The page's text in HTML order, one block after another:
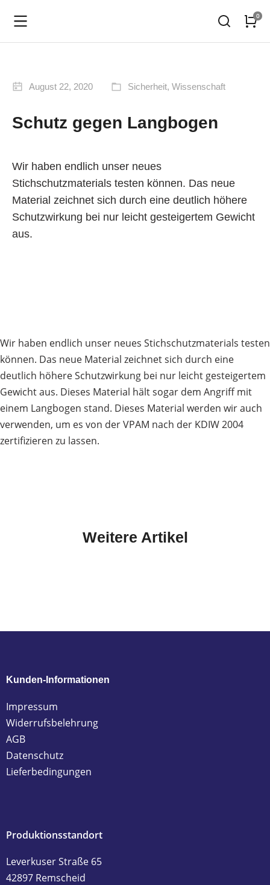
August 22, 2020 Sicherheit, Wissenschaft
Schutz gegen Langbogen
Wir haben endlich unser neues
Stichschutzmaterials testen können. Das neue
Material zeichnet sich durch eine deutlich höhere
Schutzwirkung bei nur leicht gesteigertem Gewicht
aus.
Wir haben endlich unser neues Stichschutzmaterials testen
können. Das neue Material zeichnet sich durch eine
deutlich höhere Schutzwirkung bei nur leicht gesteigertem
Gewicht aus. Dieses Material hält sogar dem Angriff mit
einem Langbogen stand. Dieses Material werden wir auch
verwenden, um es von der VPAM nach der KDIW 2004
zertifizieren zu lassen.
Weitere Artikel
Kunden-Informationen
Impressum
Widerrufsbelehrung
AGB
Datenschutz
Lieferbedingungen
Produktionsstandort
Leverkuser Straße 65
42897 Remscheid